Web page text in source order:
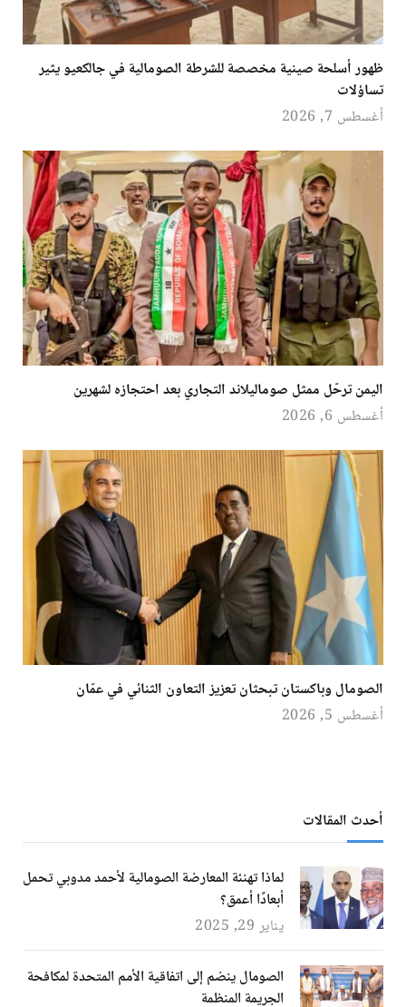
ظهور أسلحة صينية مخصصة للشرطة الصومالية في جالكعيو يثير
تساؤلات
أغسطس 7, 2026
اليمن ترحّل ممثل صوماليلاند التجاري بعد احتجازه لشهرين
أغسطس 6, 2026
الصومال وباكستان تبحثان تعزيز التعاون الثنائي في عمّان
أغسطس 5, 2026
أحدث المقالات
لماذا تهنئة المعارضة الصومالية لأحمد مدوبي تحمل
أبعادًا أعمق؟
يناير 29, 2025
الصومال ينضم إلى اتفاقية الأمم المتحدة لمكافحة
الجريمة المنظمة